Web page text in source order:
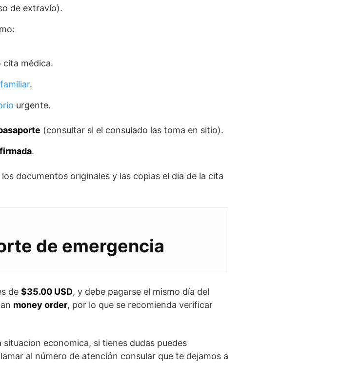
de extravío).
cita médica.
.
urgente.
(consultar si el consulado las toma en sitio).
.
documentos originales y las copias el dia de la cita
de emergencia
de $35.00 USD, y debe pagarse el mismo día del
money order, por lo que se recomienda verificar
economica, si tienes dudas puedes
al número de atención consular que te dejamos a